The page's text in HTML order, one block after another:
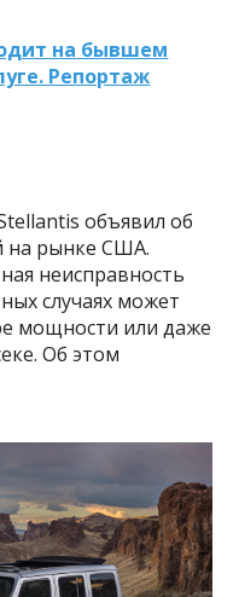
на бывшем
Репортаж
объявил об
на рынке США.
неисправность
случаях может
мощности или даже
Об этом